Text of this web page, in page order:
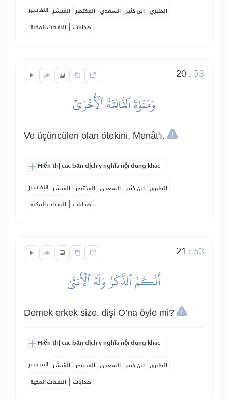
التفاسير: المُيسَّر المختصر السعدي ابن كثير الطبري
النفحات المكية | هدايات
20: 53
وَمَنَوٰةَ ٱلثَّالِثَةَ ٱلۡأُخۡرَىٰٓ
Ve üçüncüleri olan ötekini, Menât'ı.
Hiển thị các bản dịch ý nghĩa nội dung khác
التفاسير: المُيسَّر المختصر السعدي ابن كثير الطبري
النفحات المكية | هدايات
21 : 53
أَلَكُمُ ٱلذَّكَرُ وَلَهُ ٱلۡأُنثَىٰ
Demek erkek size, dişi O’na öyle mi?
Hiển thị các bản dịch ý nghĩa nội dung khác
التفاسير: المُيسَّر المختصر السعدي ابن كثير الطبري
النفحات المكية | هدايات